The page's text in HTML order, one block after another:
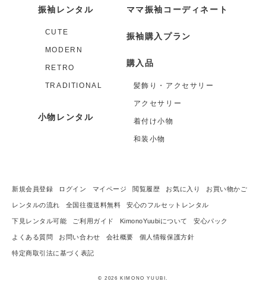
振袖レンタル
CUTE
MODERN
RETRO
TRADITIONAL
小物レンタル
ママ振袖コーディネート
振袖購入プラン
購入品
髪飾り・アクセサリー
アクセサリー
着付け小物
和装小物
新規会員登録 ログイン マイページ 閲覧履歴 お気に入り お買い物かご
レンタルの流れ 全国往復送料無料 安心のフルセットレンタル
下見レンタル可能 ご利用ガイド KimonoYuubiについて 安心パック
よくある質問 お問い合わせ 会社概要 個人情報保護方針
特定商取引法に基づく表記
© 2026 KIMONO YUUBI.